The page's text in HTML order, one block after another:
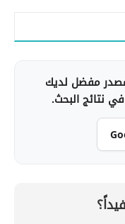
مفضل لديك
نتائج البحث.